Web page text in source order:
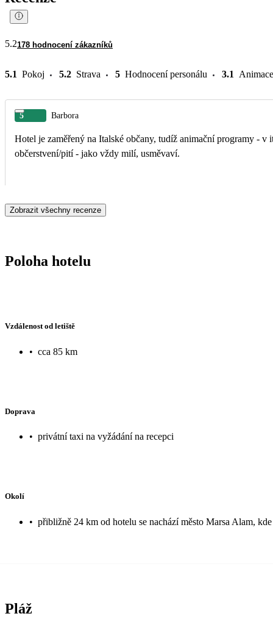
5.2178 hodnocení zákazníků
5.1 Pokoj 5.2 Strava 5 Hodnocení personálu 3.1 Animace
5 Barbora
Hotel je zaměřený na Italské občany, tudíž animační programy -
občerstvení/pití - jako vždy milí, usměvaví.
Zobrazit všechny recenze
Poloha hotelu
Vzdálenost od letiště
• cca 85 km
Doprava
• privátní taxi na vyžádání na recepci
Okolí
• přibližně 24 km od hotelu se nachází město Marsa Alam,
Pláž